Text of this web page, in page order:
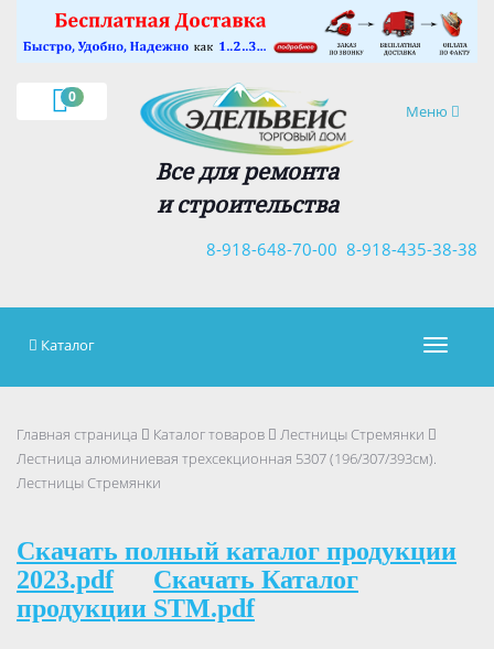
0
Навигация
Меню
Все для ремонта
и строительства
8-918-435-38-38
8-918-648-70-00
×
Каталог
Главная страница Каталог товаров
Лестницы Стремянки
Лестница алюминиевая трехсекционная 5307 (196/307/393см).
Лестницы Стремянки
Скачать полный каталог продукции
2023.pdf
Скачать Каталог
продукции STM.pdf